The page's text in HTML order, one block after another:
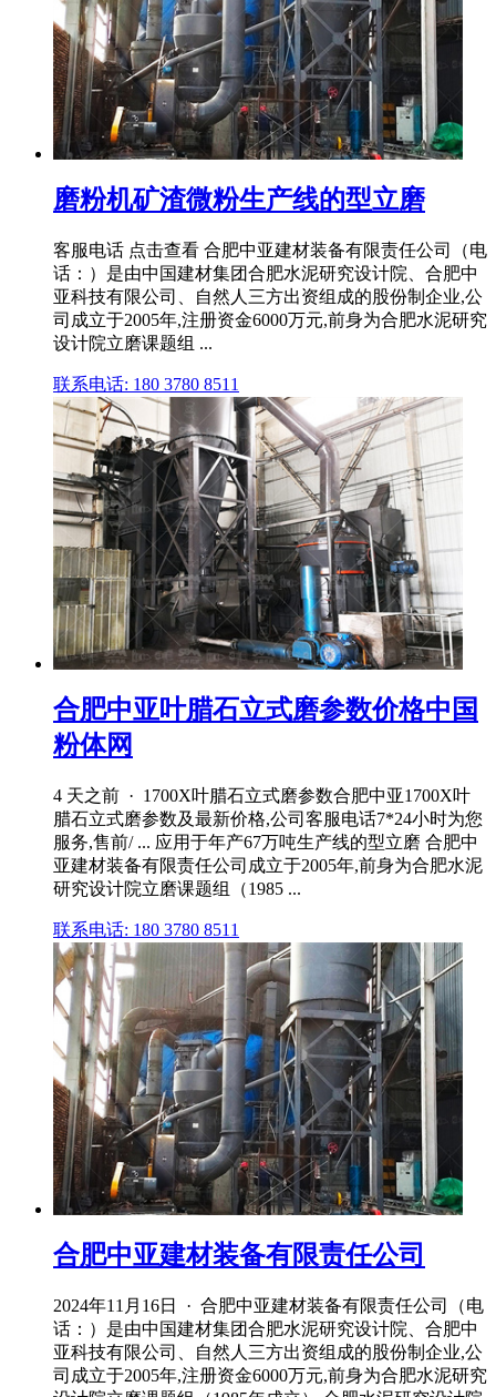
磨粉机矿渣微粉生产线的型立磨
客服电话 点击查看 合肥中亚建材装备有限责任公司（电
话：）是由中国建材集团合肥水泥研究设计院、合肥中
亚科技有限公司、自然人三方出资组成的股份制企业,公
司成立于2005年,注册资金6000万元,前身为合肥水泥研究
设计院立磨课题组 ...
联系电话: 180 3780 8511
合肥中亚叶腊石立式磨参数价格中国
粉体网
4 天之前 · 1700X叶腊石立式磨参数合肥中亚1700X叶
腊石立式磨参数及最新价格,公司客服电话7*24小时为您
服务,售前/ ... 应用于年产67万吨生产线的型立磨 合肥中
亚建材装备有限责任公司成立于2005年,前身为合肥水泥
研究设计院立磨课题组（1985 ...
联系电话: 180 3780 8511
合肥中亚建材装备有限责任公司
2024年11月16日 · 合肥中亚建材装备有限责任公司（电
话：）是由中国建材集团合肥水泥研究设计院、合肥中
亚科技有限公司、自然人三方出资组成的股份制企业,公
司成立于2005年,注册资金6000万元,前身为合肥水泥研究